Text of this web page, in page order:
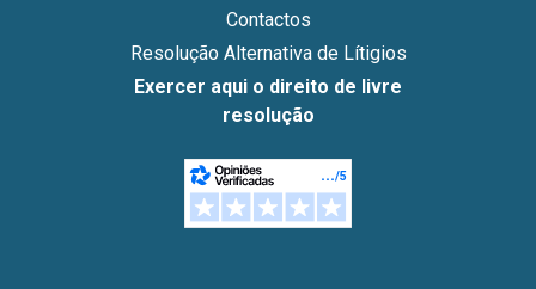
Contactos
Resolução Alternativa de Lítigios
Exercer aqui o direito de livre
resolução